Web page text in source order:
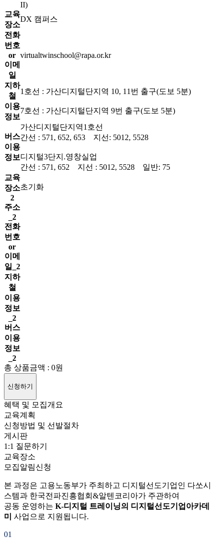
II)
교육
장소
DX 캠퍼스
전화
번호
or
이메
일
virtualtwinschool@rapa.or.kr
지하
철
이용
정보
1호선 : 가산디지털단지역 10, 11번 출구(도보 5분)
7호선 : 가산디지털단지역 9번 출구(도보 5분)
버스
이용
정보
가산디지털단지역1호선
간선 : 571, 652, 653 지선: 5012, 5528
디지털3단지.영창실업
간선 : 571, 652 지선 : 5012, 5528 일반: 75
교육
장소
2
초기화
주소
_2
전화
번호
or
이메
일_2
지하
철
이용
정보
_2
버스
이용
정보
_2
총 상품금액 : 0원
신청하기
혜택 및 모집개요
교육계획
신청방법 및 선발절차
게시판
1:1 질문하기
교육장소
모집알림신청
본 과정은 고용노동부가 주최하고 디지털선도기업인 다쏘시
스템과 한국전파진흥협회&알텐코리아가 주관하여
공동 운영하는 K-디지털 트레이닝의 디지털선도기업아카데
미 사업으로 지원됩니다.
01